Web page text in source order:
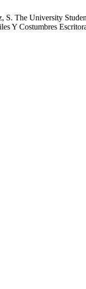
S. The University
Y Costumbres